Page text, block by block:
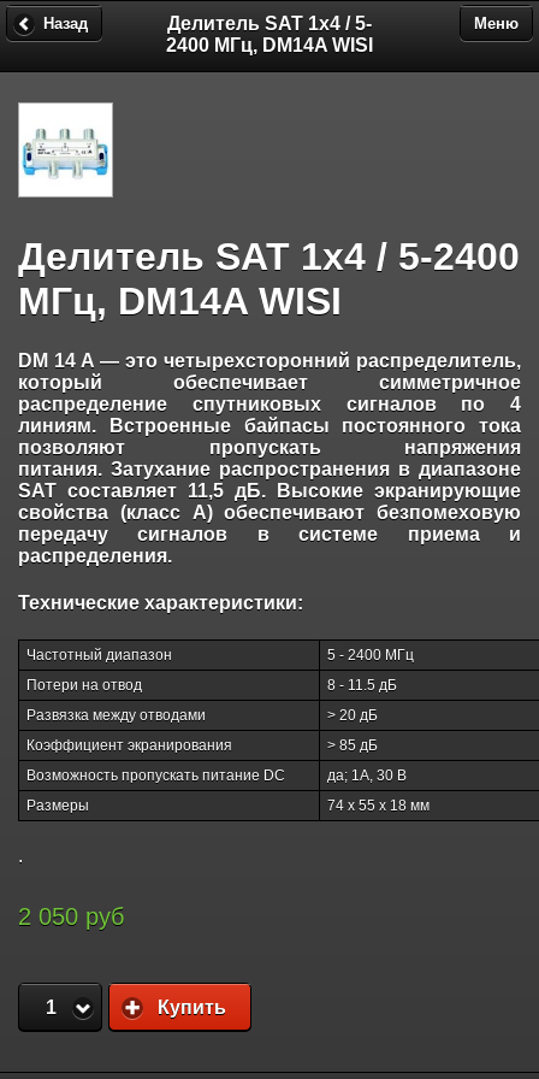
Делитель SAT 1х4 / 5-
2400 МГц, DM14A WISI
Назад Меню
Делитель SAT 1х4 / 5-2400
МГц, DM14A WISI
DM 14 A — это четырехсторонний распределитель,
который обеспечивает симметричное
распределение спутниковых сигналов по 4
линиям.
Встроенные байпасы постоянного тока
позволяют пропускать напряжения
питания. Затухание распространения в диапазоне
SAT составляет 11,5 дБ.
Высокие экранирующие
свойства (класс А) обеспечивают безпомеховую
передачу сигналов в системе приема и
распределения.
Технические характеристики:
Частотный диапазон
5 - 2400 МГц
Потери на отвод
8 - 11.5 дБ
Развязка между отводами
> 20 дБ
Коэффициент экранирования
> 85 дБ
Возможность пропускать питание DC
да; 1А, 30 В
Размеры
74 х 55 х 18 мм
.
2 050 руб
1 Купить